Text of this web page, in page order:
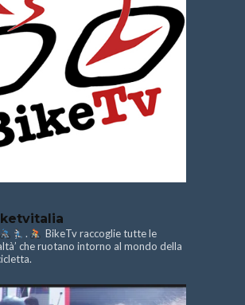
.
BikeTv raccoglie tutte le
che ruotano intorno al mondo della